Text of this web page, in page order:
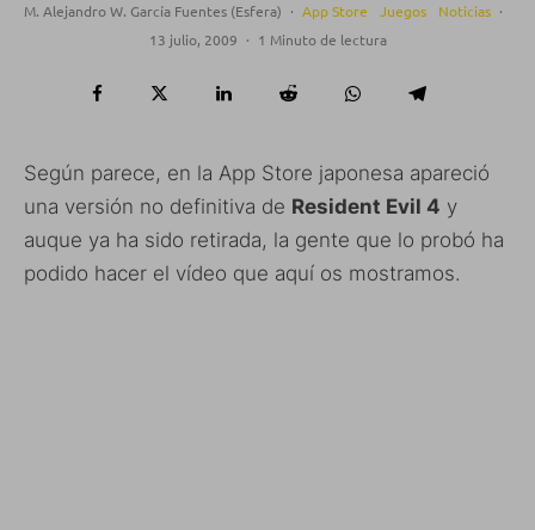
M. Alejandro W. García Fuentes (Esfera) · App Store Juegos Noticias ·
13 julio, 2009 · 1 Minuto de lectura
Según parece, en la App Store japonesa apareció
una versión no definitiva de Resident Evil 4 y
auque ya ha sido retirada, la gente que lo probó ha
podido hacer el vídeo que aquí os mostramos.